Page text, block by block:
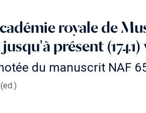
royale de
présent (1741)
du manuscrit NAF
(ed.)